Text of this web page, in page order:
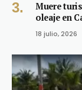
Muere
oleaje en
18 julio, 2026